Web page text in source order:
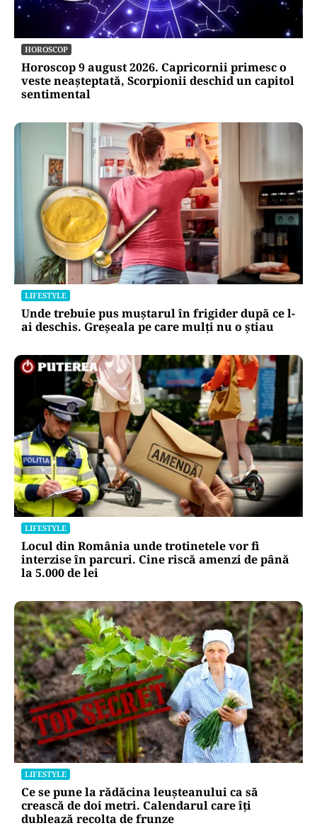
HOROSCOP
Horoscop 9 august 2026. Capricornii primesc o
veste neașteptată, Scorpionii deschid un capitol
sentimental
LIFESTYLE
Unde trebuie pus muștarul în frigider după ce l-
ai deschis. Greșeala pe care mulți nu o știau
LIFESTYLE
Locul din România unde trotinetele vor fi
interzise în parcuri. Cine riscă amenzi de până
la 5.000 de lei
LIFESTYLE
Ce se pune la rădăcina leușteanului ca să
crească de doi metri. Calendarul care îți
dublează recolta de frunze